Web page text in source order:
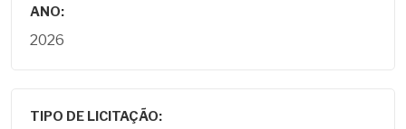
ANO:
2026
TIPO DE LICITAÇÃO: